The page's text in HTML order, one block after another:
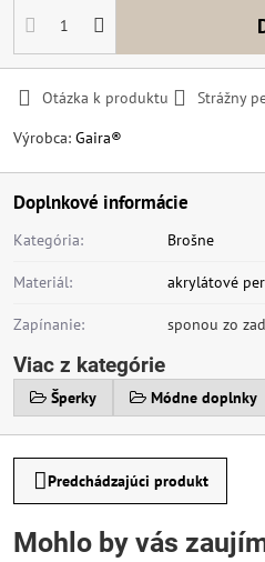
Otázka k produktu Strážny
Výrobca: Gaira®
Doplnkové informácie
Kategória: Brošne
Materiál: akrylátové
Zapínanie: sponou zo
Viac z kategórie
Šperky Módne doplnky
Predchádzajúci produkt
Mohlo by vás